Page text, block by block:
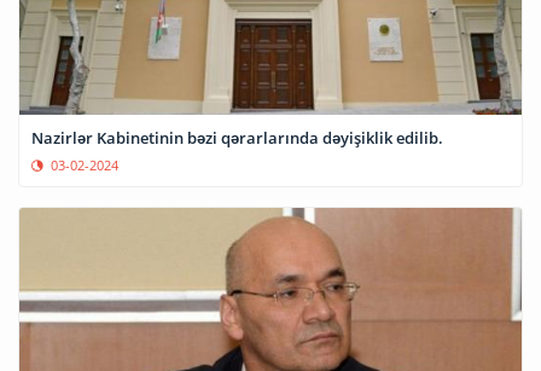
Nazirlər Kabinetinin bəzi qərarlarında dəyişiklik edilib.
03-02-2024